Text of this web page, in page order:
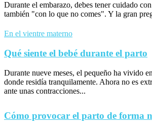
Durante el embarazo, debes tener cuidado
también "con lo que no comes". Y la gran
En el vientre materno
Qué siente el bebé durante el parto
Durante nueve meses, el pequeño ha vivido
donde residía tranquilamente. Ahora no es
ante unas contracciones...
Cómo provocar el parto de forma